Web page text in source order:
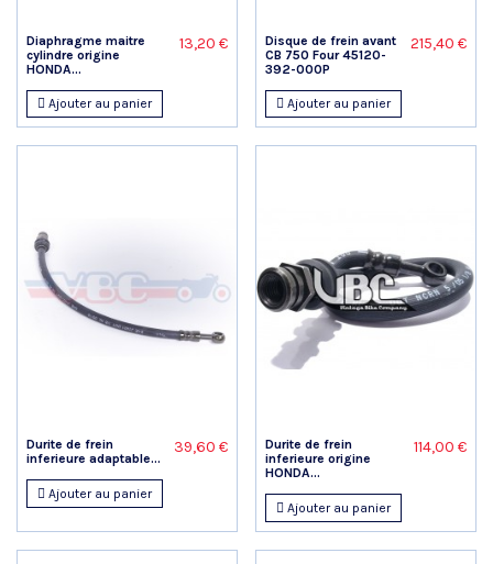
Diaphragme maitre
cylindre origine
HONDA...
13,20 €
Ajouter au panier
Disque de frein avant
CB 750 Four 45120-
392-000P
215,40 €
Ajouter au panier
Durite de frein
inferieure adaptable...
39,60 €
Ajouter au panier
Durite de frein
inferieure origine
HONDA...
114,00 €
Ajouter au panier